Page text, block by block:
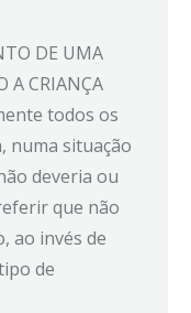
DE UMA
A CRIANÇA
todos os
numa situação
deveria ou
que não
ao invés de
de